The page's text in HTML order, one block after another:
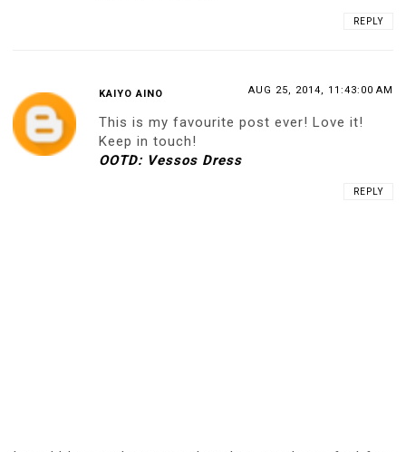
REPLY
KAIYO AINO AUG 25, 2014, 11:43:00 AM
This is my favourite post ever! Love it!
Keep in touch!
OOTD: Vessos Dress
REPLY